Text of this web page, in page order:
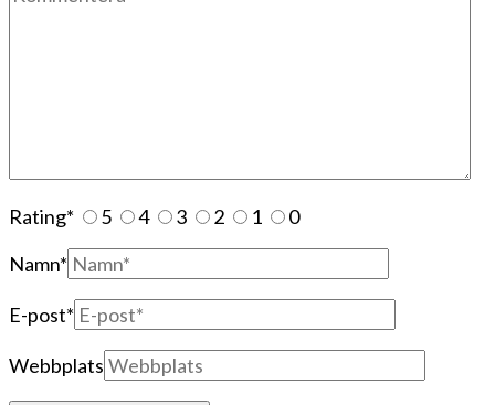
Rating* 5 4 3 2 1
0
Namn*
E-post*
Webbplats